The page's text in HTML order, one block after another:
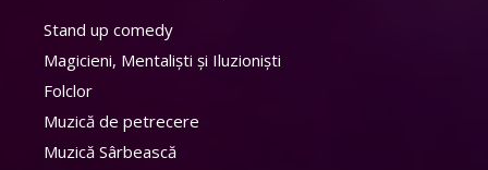
Stand up comedy
Magicieni, Mentaliști și Iluzioniști
Folclor
Muzică de petrecere
Muzică Sârbească